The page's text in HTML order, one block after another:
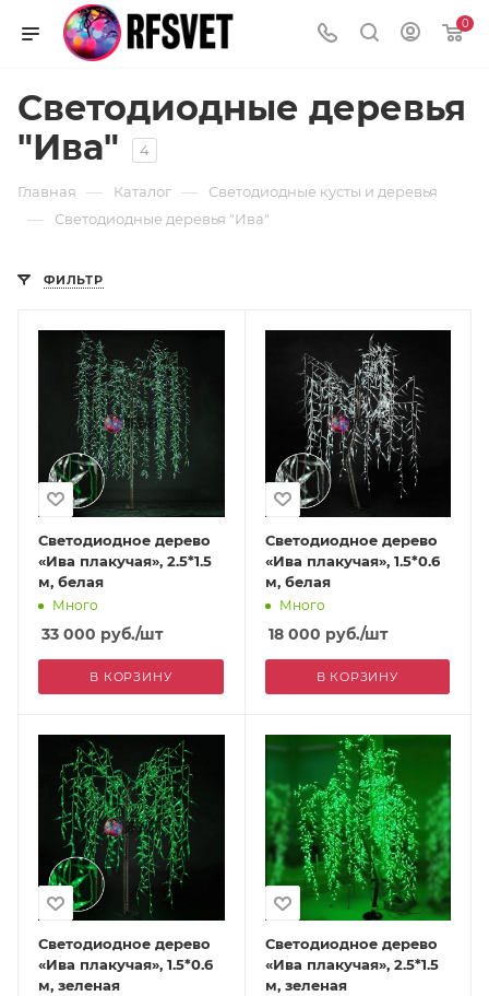
0
Светодиодные деревья
"Ива"
4
Главная — Каталог — Светодиодные кусты и деревья
— Светодиодные деревья "Ива"
ФИЛЬТР
Светодиодное дерево
«Ива плакучая», 2.5*1.5
м, белая
Много
33 000 руб./шт
В КОРЗИНУ
Светодиодное дерево
«Ива плакучая», 1.5*0.6
м, белая
Много
18 000 руб./шт
В КОРЗИНУ
Светодиодное дерево
«Ива плакучая», 1.5*0.6
м, зеленая
Светодиодное дерево
«Ива плакучая», 2.5*1.5
м, зеленая